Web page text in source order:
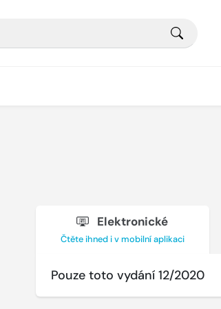
Elektronické
Čtěte ihned i v mobilní aplikaci
Pouze toto vydání 12/2020